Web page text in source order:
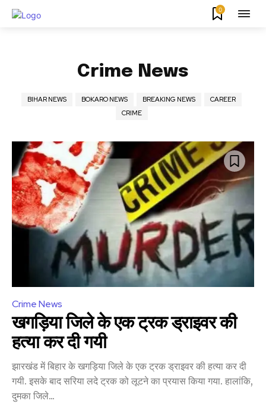
0
Crime News
BIHAR NEWS BOKARO NEWS BREAKING NEWS
CAREER
CRIME
Crime News
खगड़िया जिले के एक ट्रक ड्राइवर की
हत्या कर दी गयी
झारखंड में बिहार के खगड़िया जिले के एक ट्रक ड्राइवर की हत्या कर दी
गयी. इसके बाद सरिया लदे ट्रक को लूटने का प्रयास किया गया. हालांकि,
दुमका जिले...